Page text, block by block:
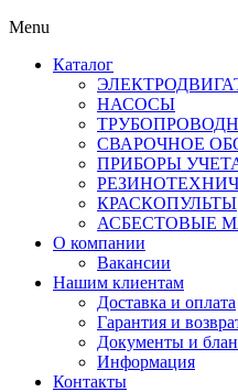
Menu
Каталог
НАСОСЫ
СВАРОЧНОЕ
ПРИБОРЫ
КРАСКОПУЛЬТЫ
АСБЕСТОВЫЕ
О компании
Вакансии
Нашим клиентам
Доставка и оплата
Гарантия и
Документы и
Информация
Контакты